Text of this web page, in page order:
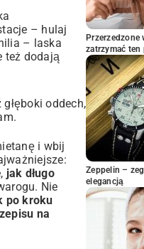
– hulaj
– laska
też dodają
głęboki oddech,
i wbij
jak długo
Nie
po kroku
na
Przerzedzone
zatrzymać ten
Zeppelin –
elegancją